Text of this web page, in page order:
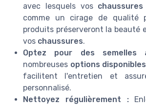
avec lesquels vos chaussures
comme un cirage de qualité
produits préserveront la beauté
vos chaussures.
Optez pour des semelles
nombreuses options disponibles
facilitent l'entretien et
personnalisé.
Nettoyez régulièrement :